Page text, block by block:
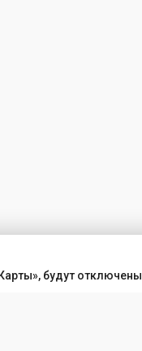
будут отключены